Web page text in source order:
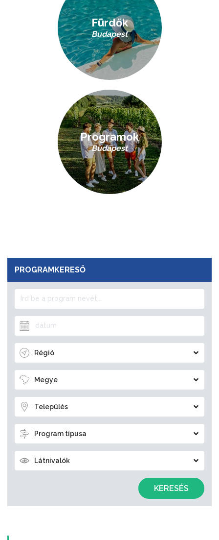
Fürdők
Budapest
Programok
Budapest
PROGRAMKERESŐ
Régió
Megye
Település
Program típusa
Látnivalók
KERESÉS